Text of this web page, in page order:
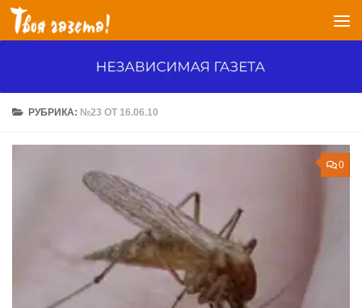
Перейти к содержимому
РУБРИКА: №23 ОТ 16.06.10
0